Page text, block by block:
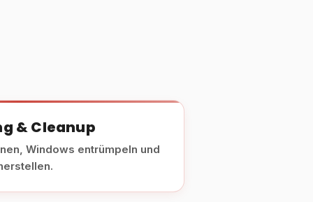
& Cleanup
Windows entrümpeln und